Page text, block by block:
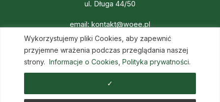
Wykorzystujemy pliki Cookies, aby zapewnić
przyjemne wrażenia podczas przeglądania naszej
strony. Informacje o Cookies Polityka prywatności.
✓
ul. Długa 44/50
email: kontakt@woee.pl